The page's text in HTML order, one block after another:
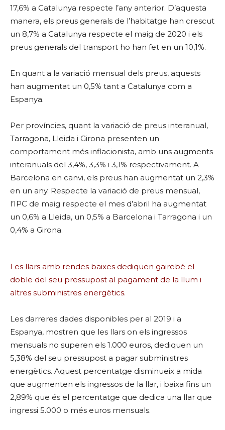
17,6% a Catalunya respecte l’any anterior. D’aquesta
manera, els preus generals de l’habitatge han crescut
un 8,7% a Catalunya respecte el maig de 2020 i els
preus generals del transport ho han fet en un 10,1%.
En quant a la variació mensual dels preus, aquests
han augmentat un 0,5% tant a Catalunya com a
Espanya.
Per províncies, quant la variació de preus interanual,
Tarragona, Lleida i Girona presenten un
comportament més inflacionista, amb uns augments
interanuals del 3,4%, 3,3% i 3,1% respectivament. A
Barcelona en canvi, els preus han augmentat un 2,3%
en un any. Respecte la variació de preus mensual,
l’IPC de maig respecte el mes d’abril ha augmentat
un 0,6% a Lleida, un 0,5% a Barcelona i Tarragona i un
0,4% a Girona.
Les llars amb rendes baixes dediquen gairebé el
doble del seu pressupost al pagament de la llum i
altres subministres energètics.
Les darreres dades disponibles per al 2019 i a
Espanya, mostren que les llars on els ingressos
mensuals no superen els 1.000 euros, dediquen un
5,38% del seu pressupost a pagar subministres
energètics. Aquest percentatge disminueix a mida
que augmenten els ingressos de la llar, i baixa fins un
2,89% que és el percentatge que dedica una llar que
ingressi 5.000 o més euros mensuals.